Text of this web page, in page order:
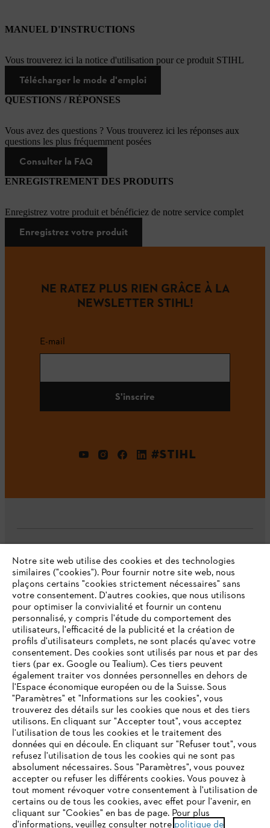
MANUEL D'INSTRUCTIONS
Vous trouverez ici la notice d'utilisation pour ce produit STIHL
Télécharger le mode d'emploi
QUESTIONS / RÉPONSES
Vous avez des questions ? Vous trouverez ici les réponses aux
questions les plus fréquemment posées
Consulter la FAQ
ENREGISTREMENT DES PRODUITS
Enregistrez votre produit et bénéficiez de notre service complet
Enregistrez votre produit
NE RATEZ PLUS RIEN GRÂCE À LA
NEWSLETTER STIHL!
E-mail
S'inscrire
#STIHL
L'Entreprise
Questions fréquentes
Service
Politique de protection des données
Mentions légales Cookies
Informations juridiques
STIHL VERTRIEBS AG, 8617 Mönchaltorf
VOTRE NAVIGATEUR INTERNET
N'EST PLUS PRIS EN CHARGE
Vous utilisez un navigateur Internet que nous ne prenons plus
en charge, et certaines fonctionnalités de notre site ne
peuvent fonctionner correctement. Pour une utilisation
optimale de notre site, nous vous recommandons de passer à
l'un des navigateurs suivants :
Notre site web utilise des cookies et des technologies
similaires ("cookies"). Pour fournir notre site web, nous
plaçons certains "cookies strictement nécessaires" sans
votre consentement. D'autres cookies, que nous utilisons
pour optimiser la convivialité et fournir un contenu
personnalisé, y compris l'étude du comportement des
utilisateurs, l'efficacité de la publicité et la création de
profils d'utilisateurs complets, ne sont placés qu'avec votre
consentement. Des cookies sont utilisés par nous et par des
tiers (par ex. Google ou Tealium). Ces tiers peuvent
également traiter vos données personnelles en dehors de
l'Espace économique européen ou de la Suisse. Sous
"Paramètres" et "Informations sur les cookies", vous
trouverez des détails sur les cookies que nous et des tiers
utilisons. En cliquant sur "Accepter tout", vous acceptez
l'utilisation de tous les cookies et le traitement des
données qui en découle. En cliquant sur "Refuser tout", vous
refusez l'utilisation de tous les cookies qui ne sont pas
absolument nécessaires. Sous "Paramètres", vous pouvez
accepter ou refuser les différents cookies. Vous pouvez à
tout moment révoquer votre consentement à l'utilisation de
certains ou de tous les cookies, avec effet pour l'avenir, en
cliquant sur "Cookies" en bas de page. Pour plus
d'informations, veuillez consulter notre politique de